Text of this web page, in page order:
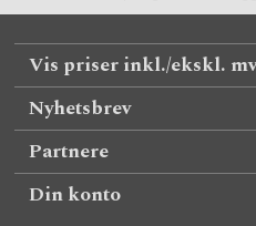
Vis priser inkl./ekskl.
Nyhetsbrev
Partnere
Din konto